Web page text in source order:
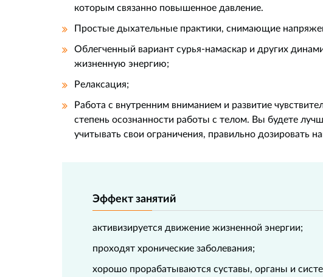
которым связанно повышенное давление.
Простые дыхательные практики, снимающие
Облегченный вариант сурья-намаскар и других
жизненную энергию;
Релаксация;
Работа с внутренним вниманием и развитие
степень осознанности работы с телом. Вы будете
учитывать свои ограничения, правильно дозировать
Эффект занятий
активизируется движение жизненной энергии;
проходят хронические заболевания;
хорошо прорабатываются суставы, органы и